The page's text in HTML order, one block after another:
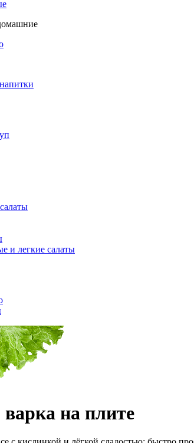
и легкие салаты
на плите